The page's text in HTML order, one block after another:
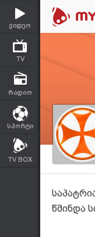
ვიდეო
TV
რადიო
სპორტი
TV BOX
წმინდა